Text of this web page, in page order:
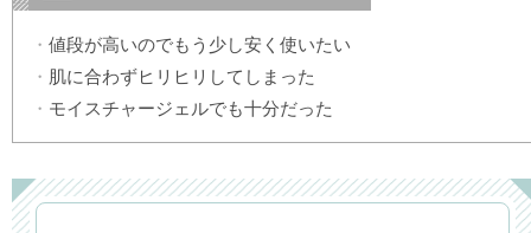
値段が高いのでもう少し安く使いたい
肌に合わずヒリヒリしてしまった
モイスチャージェルでも十分だった